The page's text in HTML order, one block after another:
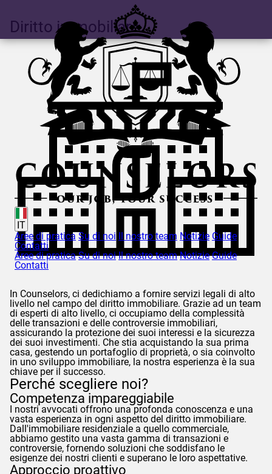
IT
Aree di pratica Su di noi Il nostro team Notizie Guide
Contatti
Aree di pratica Su di noi Il nostro team Notizie Guide
Contatti
Diritto immobiliare
In Counselors, ci dedichiamo a fornire servizi legali di alto
livello nel campo del diritto immobiliare. Grazie ad un team
di esperti di alto livello, ci occupiamo della complessità
delle transazioni e delle controversie immobiliari,
assicurando la protezione dei suoi interessi e la sicurezza
dei suoi investimenti. Che stia acquistando la sua prima
casa, gestendo un portafoglio di proprietà, o sia coinvolto
in uno sviluppo immobiliare, la nostra esperienza è la sua
chiave per il successo.
Perché scegliere noi?
Competenza impareggiabile
I nostri avvocati offrono una profonda conoscenza e una
vasta esperienza in ogni aspetto del diritto immobiliare.
Dall'immobiliare residenziale a quello commerciale,
abbiamo gestito una vasta gamma di transazioni e
controversie, fornendo soluzioni che soddisfano le
esigenze dei nostri clienti e superano le loro aspettative.
Approccio proattivo